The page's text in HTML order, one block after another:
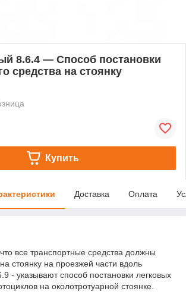
8.6.4 — Способ постановки
средства на стоянку
Купить
Доставка Оплата
все транспортные средства должны
стоянку на проезжей части вдоль
- указывают способ постановки легковых
на околотротуарной стоянке.